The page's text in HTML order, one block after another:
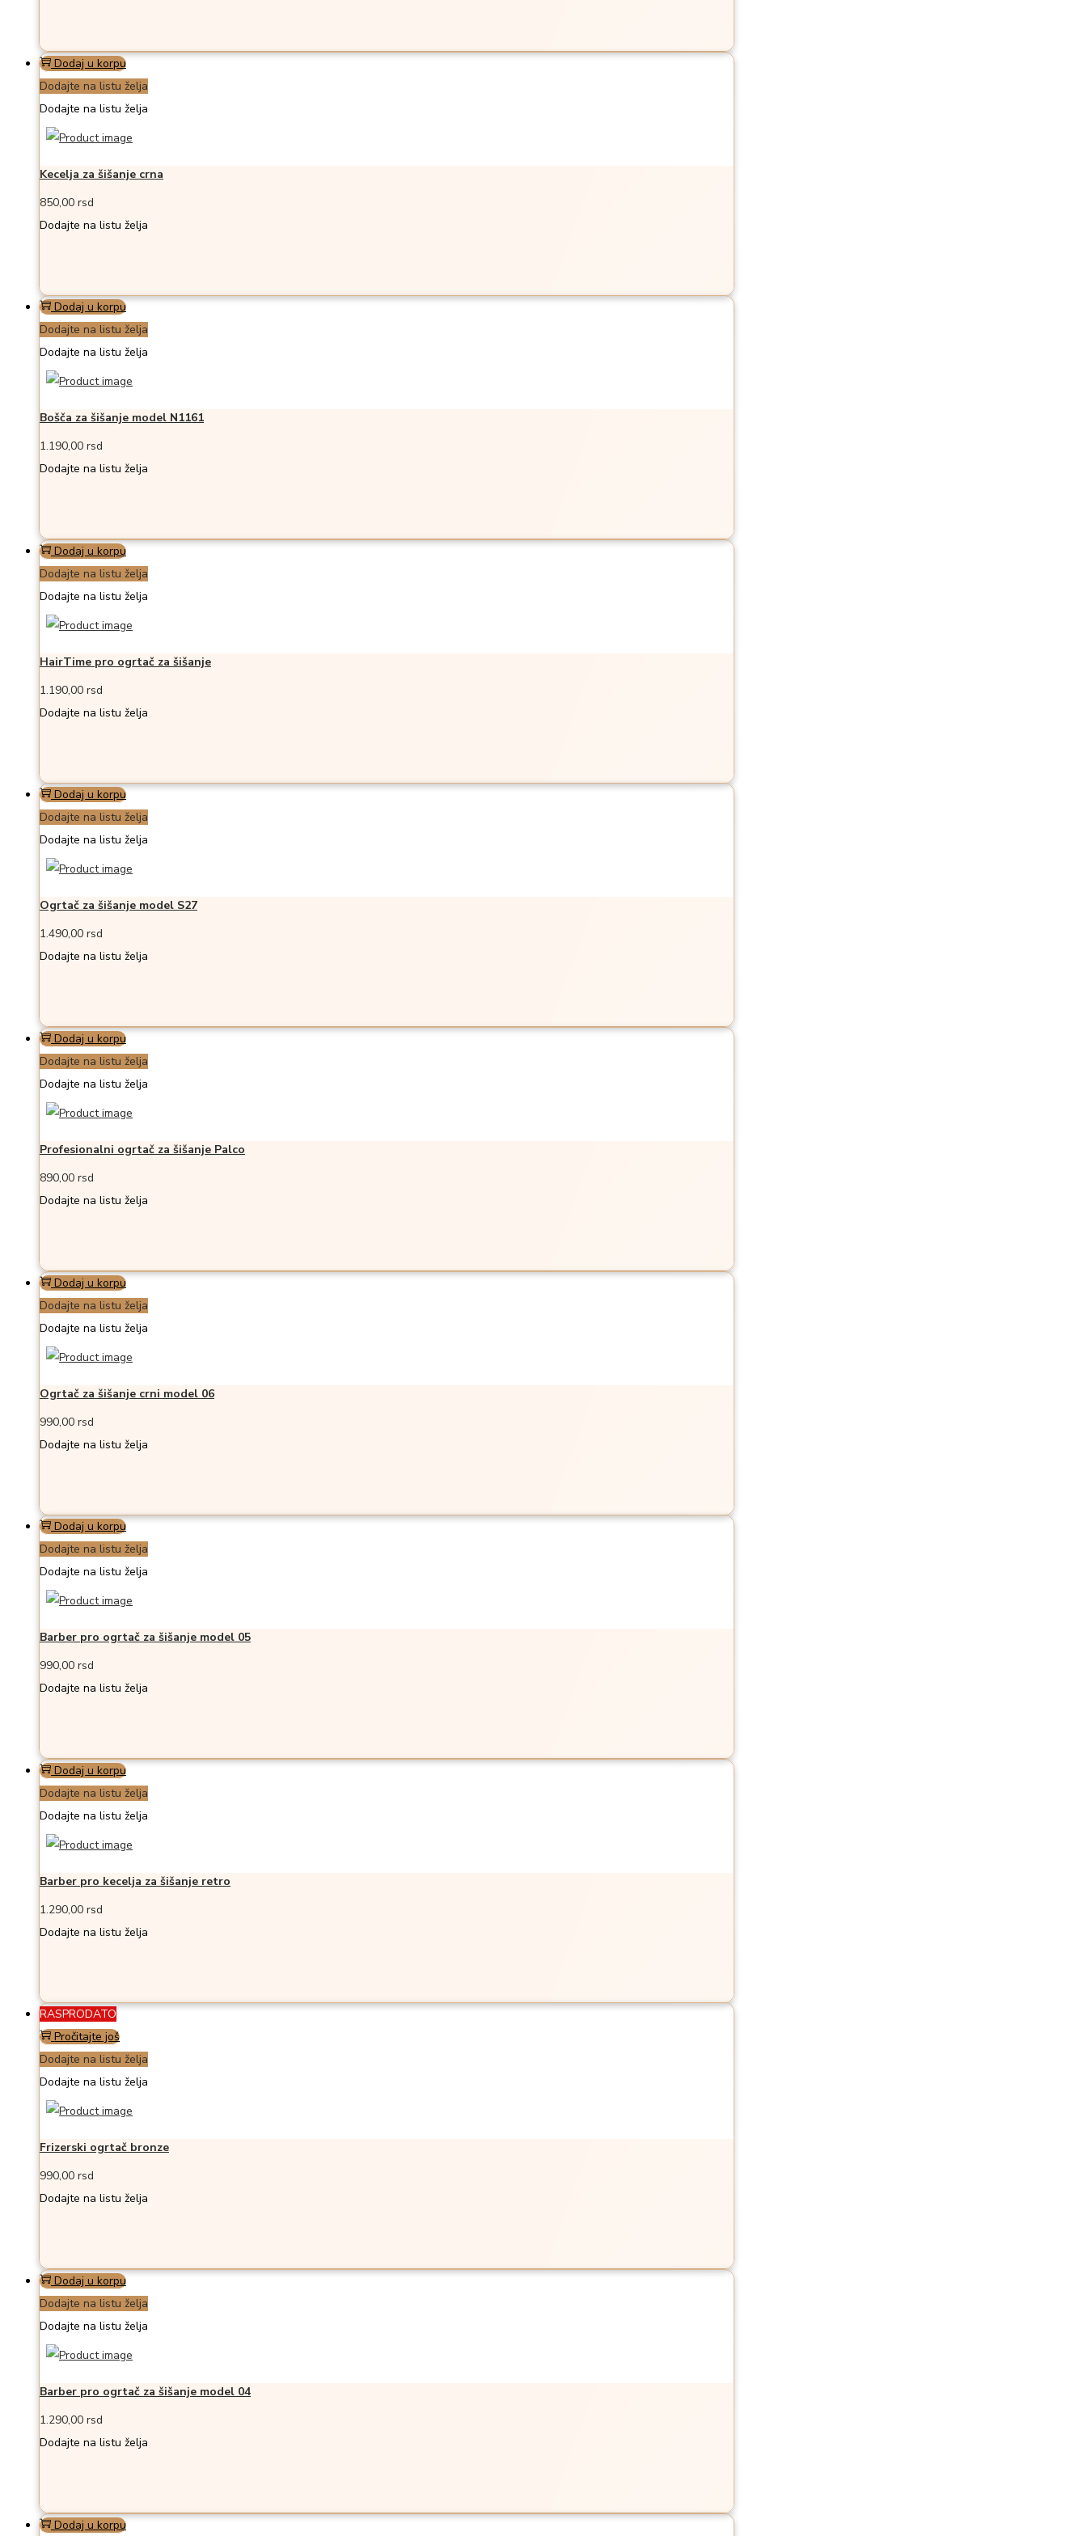
Dodaj u korpu
Dodajte na listu želja
Dodajte na listu želja
Kecelja za šišanje crna
850,00 rsd
Dodajte na listu želja
Dodaj u korpu
Dodajte na listu želja
Dodajte na listu želja
Bošča za šišanje model N1161
1.190,00 rsd
Dodajte na listu želja
Dodaj u korpu
Dodajte na listu želja
Dodajte na listu želja
HairTime pro ogrtač za šišanje
1.190,00 rsd
Dodajte na listu želja
Dodaj u korpu
Dodajte na listu želja
Dodajte na listu želja
Ogrtač za šišanje model S27
1.490,00 rsd
Dodajte na listu želja
Dodaj u korpu
Dodajte na listu želja
Dodajte na listu želja
Profesionalni ogrtač za šišanje Palco
890,00 rsd
Dodajte na listu želja
Dodaj u korpu
Dodajte na listu želja
Dodajte na listu želja
Ogrtač za šišanje crni model 06
990,00 rsd
Dodajte na listu želja
Dodaj u korpu
Dodajte na listu želja
Dodajte na listu želja
Barber pro ogrtač za šišanje model 05
990,00 rsd
Dodajte na listu želja
Dodaj u korpu
Dodajte na listu želja
Dodajte na listu želja
Barber pro kecelja za šišanje retro
1.290,00 rsd
Dodajte na listu želja
RASPRODATO
Pročitajte još
Dodajte na listu želja
Dodajte na listu želja
Frizerski ogrtač bronze
990,00 rsd
Dodajte na listu želja
Dodaj u korpu
Dodajte na listu želja
Dodajte na listu želja
Barber pro ogrtač za šišanje model 04
1.290,00 rsd
Dodajte na listu želja
Dodaj u korpu